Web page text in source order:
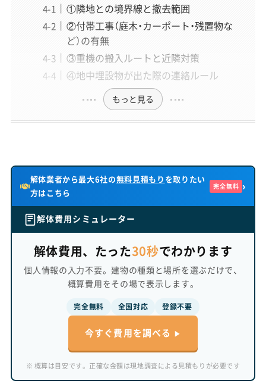
「スッキリ解体」専属ライター
丸山 夏実
「”わからない”という不安を、”わかった！”の安心に変え
るお手伝いをします。」
はじめて解体工事に直面する方の不安な気持ちに、誰より
も共感することを大切にするライター。数多くの業者イン
条としている。
①隣地との境界線と撤去範囲
②付帯工事（庭木・カーポート・残置物な
ど）の有無
③重機の搬入ルートと近隣対策
④地中埋設物が出た際の連絡ルール
もっと見る
解体業者から最大6社の無料見積もり を取りたい
方はこちら
完全無料 ›
解体費用シミュレーター
解体費用、たった 30秒でわかります
個人情報の入力不要。建物の種類と場所を選ぶだけで、
概算費用をその場で表示します。
完全無料 全国対応 登録不要
今すぐ費用を調べる
※ 概算は目安です。正確な金額は現地調査による見積もりが必要です